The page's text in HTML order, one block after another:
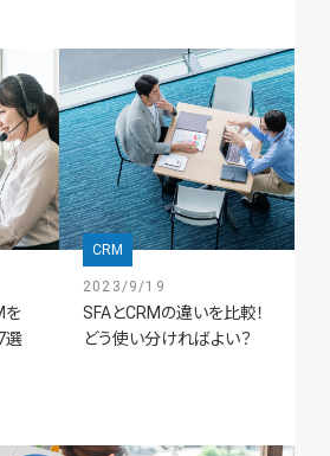
を
選
CRM
2023/9/19
SFAとCRMの違いを比較！
どう使い分ければよい？